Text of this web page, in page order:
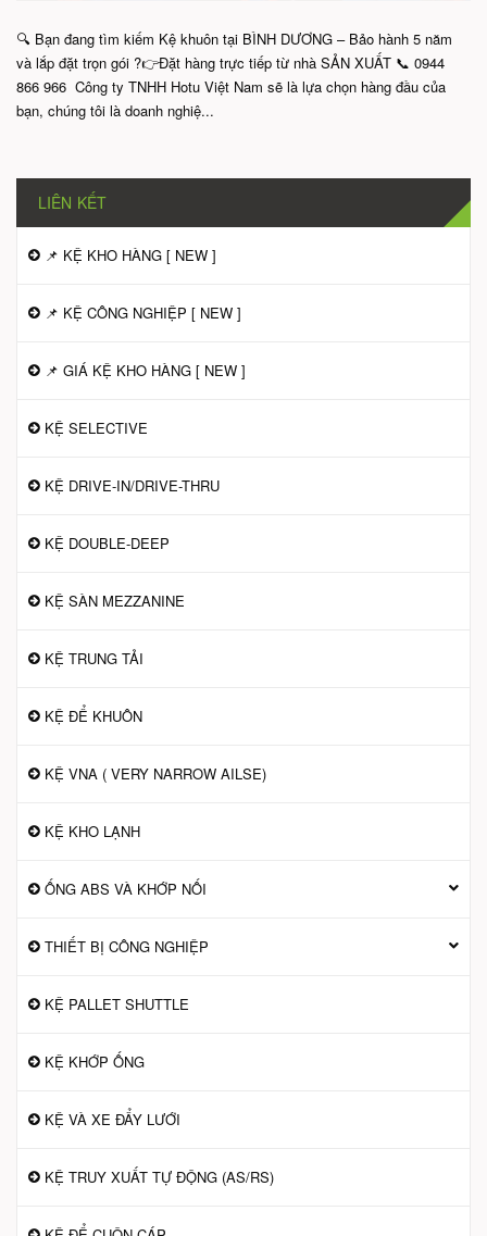
🔍 Bạn đang tìm kiếm Kệ khuôn tại BÌNH DƯƠNG – Bảo hành 5 năm
và lắp đặt trọn gói ?👉Đặt hàng trực tiếp từ nhà SẢN XUẤT 📞 0944
866 966 Công ty TNHH Hotu Việt Nam sẽ là lựa chọn hàng đầu của
bạn, chúng tôi là doanh nghiệ...
LIÊN KẾT
📌 KỆ KHO HÀNG [ NEW ]
📌 KỆ CÔNG NGHIỆP [ NEW ]
📌 GIÁ KỆ KHO HÀNG [ NEW ]
KỆ SELECTIVE
KỆ DRIVE-IN/DRIVE-THRU
KỆ DOUBLE-DEEP
KỆ SÀN MEZZANINE
KỆ TRUNG TẢI
KỆ ĐỂ KHUÔN
KỆ VNA ( VERY NARROW AILSE)
KỆ KHO LẠNH
ỐNG ABS VÀ KHỚP NỐI
THIẾT BỊ CÔNG NGHIỆP
KỆ PALLET SHUTTLE
KỆ KHỚP ỐNG
KỆ VÀ XE ĐẨY LƯỚI
KỆ TRUY XUẤT TỰ ĐỘNG (AS/RS)